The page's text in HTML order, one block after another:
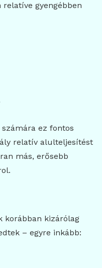
gyengébben
ez fontos
relatív alulteljesítést
más, erősebb
korábban kizárólag
– egyre inkább: